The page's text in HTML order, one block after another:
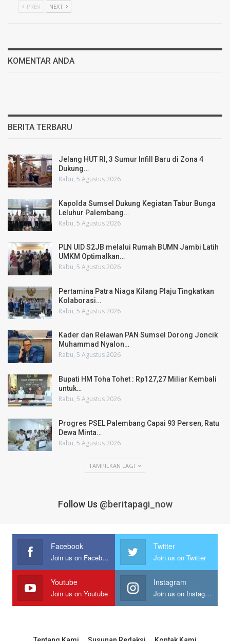
PREV NEXT
KOMENTAR ANDA
BERITA TERBARU
Jelang HUT RI, 3 Sumur Infill Baru di Zona 4
Dukung…
Rabu, 5 Agustus 2026
Kapolda Sumsel Dukung Kegiatan Tabur Bunga
Leluhur Palembang…
Rabu, 5 Agustus 2026
PLN UID S2JB melalui Rumah BUMN Jambi Latih
UMKM Optimalkan…
Rabu, 5 Agustus 2026
Pertamina Patra Niaga Kilang Plaju Tingkatkan
Kolaborasi…
Rabu, 5 Agustus 2026
Kader dan Relawan PAN Sumsel Dorong Joncik
Muhammad Nyalon…
Rabu, 5 Agustus 2026
Bupati HM Toha Tohet : Rp127,27 Miliar Kembali
untuk…
Rabu, 5 Agustus 2026
Progres PSEL Palembang Capai 93 Persen, Ratu
Dewa Minta…
Rabu, 5 Agustus 2026
TAMPILKAN LAGI
Follow Us @beritapagi_now
Facebook
Join us on Facebook
Twitter
Join us on Twitter
Youtube
Join us on Youtube
Instagram
Join us on Instagram